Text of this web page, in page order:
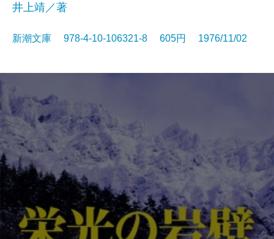
井上靖／著
新潮文庫 978-4-10-106321-8 605円 1976/11/02